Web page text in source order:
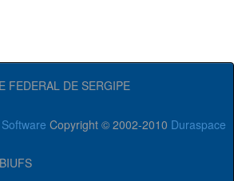
FEDERAL DE SERGIPE
Copyright © 2002-2010 Duraspace